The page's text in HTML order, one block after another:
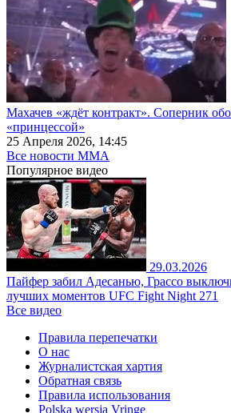
Махачев «ждёт контракт». Соперник
«принцессой»
25 Апреля 2026, 14:45
Все новости MMA
Популярное видео
29.03.2026
Пайфер забил Адесанью, Грассо
лучших моментов UFC Fight Night 271
Все видео
Правила перепечатки
О нас
Журналистская хартия
Обратная связь
Правила использования
Polska wersja Vringe